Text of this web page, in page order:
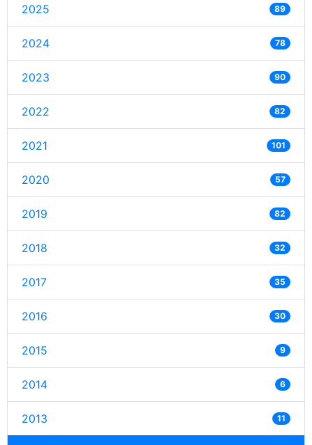
2025 89
2024 78
2023 90
2022 82
2021 101
2020 57
2019 82
2018 32
2017 35
2016 30
2015 9
2014 6
2013 11